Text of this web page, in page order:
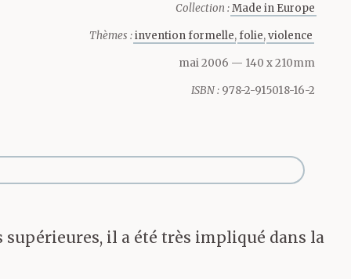
et d’un
Elle
tirés
Collection :Made in Europe
Thèmes :invention formelle folie violence
mai 2006 — 140 x 210mm
ISBN : 978-2-915018-16-2
supérieures, il a été très impliqué dans la